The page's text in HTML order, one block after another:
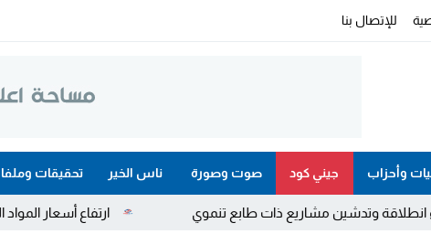
للإتصال بنا
وأحزاب جيني كود صوت وصورة ناس الخير تحقيقات
ارتفاع أسعار المواد البترولية.. دعم ذات طابع تنموي